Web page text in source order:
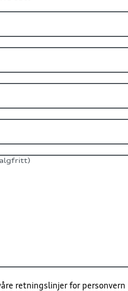
retningslinjer for personvern